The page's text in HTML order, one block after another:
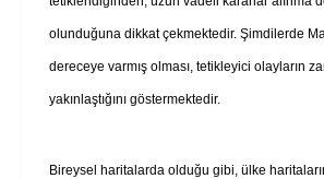
olunduğuna dikkat çekmektedir. Şimdilerde
dereceye varmış olması, tetikleyici olayların
yakınlaştığını göstermektedir.
Bireysel haritalarda olduğu gibi, ülke